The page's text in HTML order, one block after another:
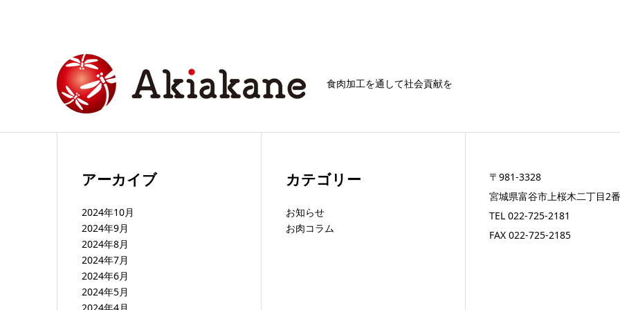
食肉加工を通して社会貢献を
アーカイブ
2024年10月
2024年9月
2024年8月
2024年7月
2024年6月
2024年5月
カテゴリー
お知らせ
お肉コラム
〒981-3328
宮城県富谷市上桜木二丁目2
TEL022-725-2181
FAX 022-725-2185